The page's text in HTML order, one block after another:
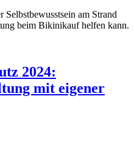
am Strand
beim Bikinikauf helfen kann.
2024:
mit eigener